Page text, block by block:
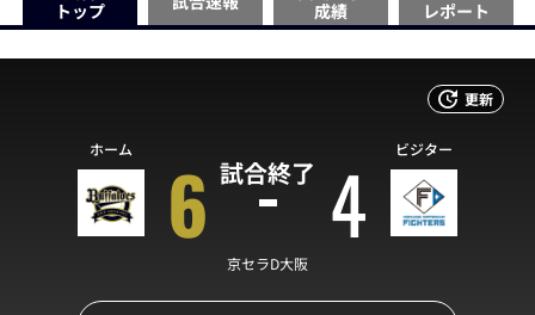
トップ
成績
レポート
更新
試合終了
ホーム 6 4 ビジター
京セラD大阪